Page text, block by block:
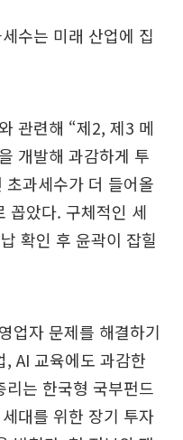
수는 미래 산업에 집
관련해 “제2, 제3 메
개발해 과감하게 투
과세수가 더 들어올
꼽았다. 구체적인 세
확인 후 윤곽이 잡힐
업자 문제를 해결하기
AI 교육에도 과감한
는 한국형 국부펀드
대를 위한 장기 투자